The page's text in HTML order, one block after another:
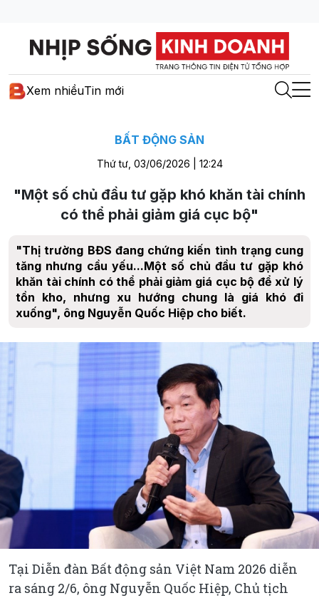
Xem nhiềuTin mới
BẤT ĐỘNG SẢN
Thứ tư, 03/06/2026 | 12:24
"Một số chủ đầu tư gặp khó khăn tài chính
có thể phải giảm giá cục bộ"
"Thị trường BĐS đang chứng kiến tình trạng cung
tăng nhưng cầu yếu...Một số chủ đầu tư gặp khó
khăn tài chính có thể phải giảm giá cục bộ để xử lý
tồn kho, nhưng xu hướng chung là giá khó đi
xuống", ông Nguyễn Quốc Hiệp cho biết.
Tại Diễn đàn Bất động sản Việt Nam 2026 diễn
ra sáng 2/6, ông Nguyễn Quốc Hiệp, Chủ tịch